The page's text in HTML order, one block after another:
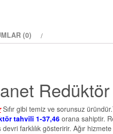
(0)
Sıfır gibi temiz ve sorunsuz
tahvili 1-37,46orana sahiptir.
farklılık gösteririr. Ağır